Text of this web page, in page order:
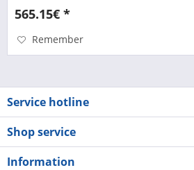
565.15€ *
Remember
Service hotline
Shop service
Information